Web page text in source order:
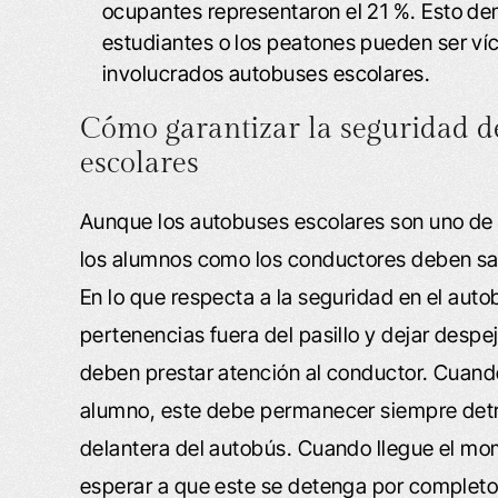
ocupantes representaron el 21 %. Esto
estudiantes o los peatones pueden ser
involucrados autobuses escolares.
Cómo garantizar la seguridad
escolares
Aunque los autobuses escolares son uno
los alumnos como los conductores deben
En lo que respecta a la seguridad en el
pertenencias fuera del pasillo y dejar
deben prestar atención al conductor.
alumno, este debe permanecer siempre
delantera del autobús. Cuando llegue el
esperar a que este se detenga por